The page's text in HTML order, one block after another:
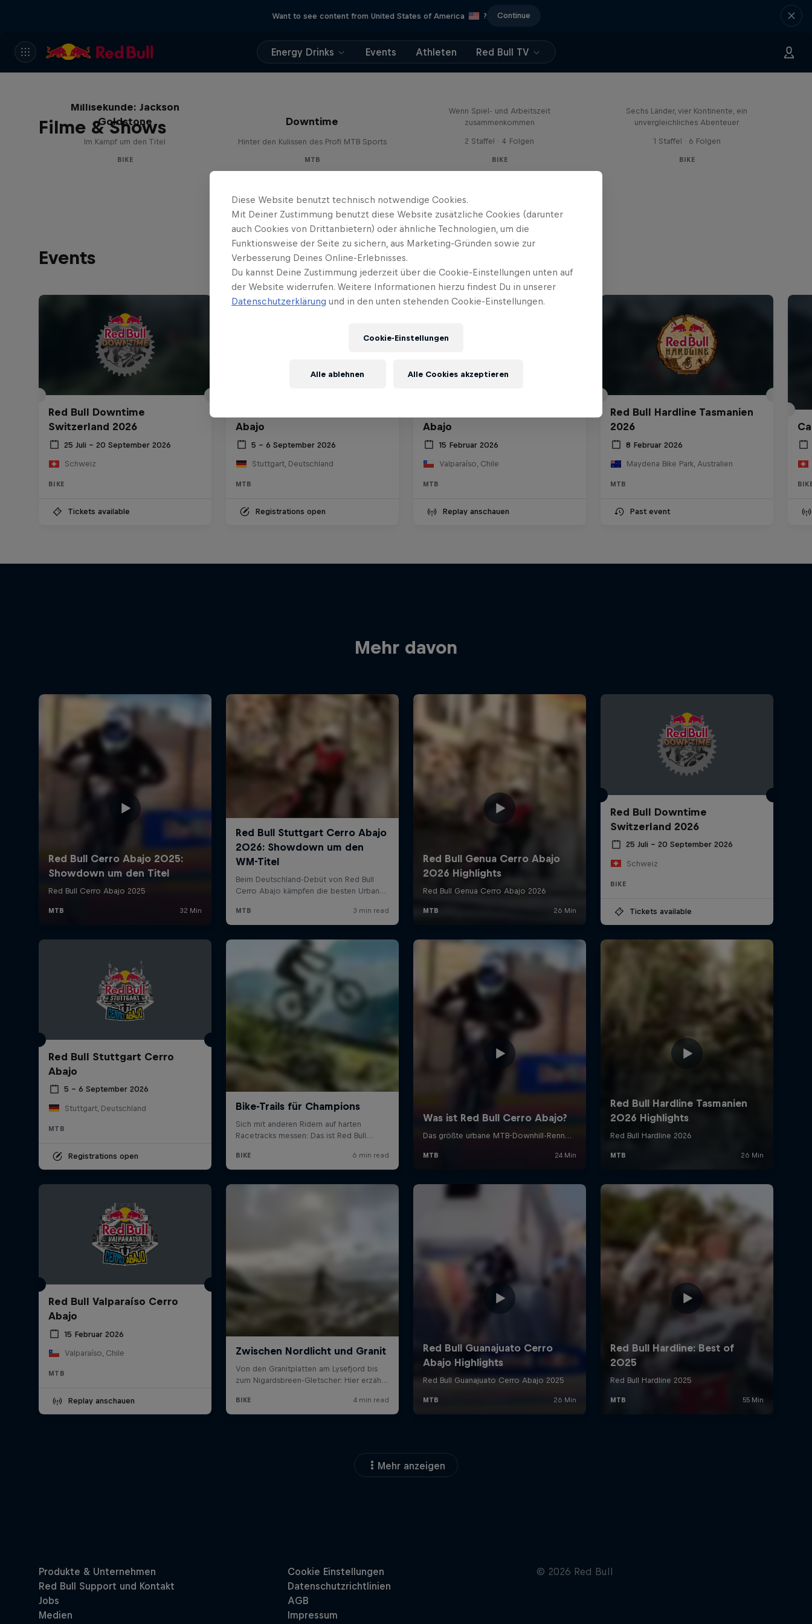
Want to see content from United States of America ? Continue
Energy Drinks Events Athleten Red Bull TV
Filme & Shows
Millisekunde: Jackson
Goldstone
Im Kampf um den Titel
BIKE
Downtime
Hinter den Kulissen des Profi MTB Sports
MTB
Wenn Spiel- und Arbeitszeit
zusammenkommen
2 Staffel · 4 Folgen
BIKE
Sechs Länder, vier Kontinente, ein
unvergleichliches Abenteuer
1 Staffel · 6 Folgen
BIKE
Events
Red Bull Downtime
Switzerland 2026
25 Juli – 20 September 2026
Schweiz
BIKE
Tickets available
Abajo
5 – 6 September 2026
Stuttgart, Deutschland
MTB
Registrations open
Abajo
15 Februar 2026
Valparaíso, Chile
MTB
Replay anschauen
Red Bull Hardline Tasmanien
2026
8 Februar 2026
Maydena Bike Park, Australien
MTB
Past event
Mehr davon
Red Bull Downtime
Switzerland 2026
25 Juli – 20 September 2026
Schweiz
BIKE
Tickets available
Red Bull Stuttgart Cerro
Abajo
5 – 6 September 2026
Stuttgart, Deutschland
MTB
Registrations open
Red Bull Valparaíso Cerro
Abajo
15 Februar 2026
Valparaíso, Chile
MTB
Replay anschauen
Mehr anzeigen
Diese Website benutzt technisch notwendige Cookies.
Mit Deiner Zustimmung benutzt diese Website zusätzliche Cookies (darunter
auch Cookies von Drittanbietern) oder ähnliche Technologien, um die
Funktionsweise der Seite zu sichern, aus Marketing-Gründen sowie zur
Verbesserung Deines Online-Erlebnisses.
Du kannst Deine Zustimmung jederzeit über die Cookie-Einstellungen unten auf
der Website widerrufen. Weitere Informationen hierzu findest Du in unserer
Datenschutzerklärung und in den unten stehenden Cookie-Einstellungen.
Cookie-Einstellungen
Alle ablehnen Alle Cookies akzeptieren